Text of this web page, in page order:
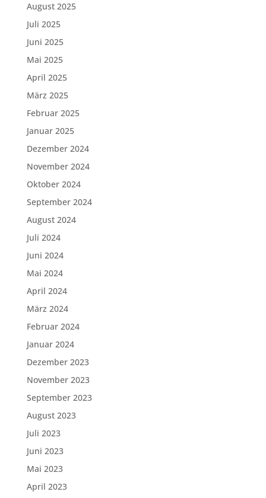
August 2025
Juli 2025
Juni 2025
Mai 2025
April 2025
März 2025
Februar 2025
Januar 2025
Dezember 2024
November 2024
Oktober 2024
September 2024
August 2024
Juli 2024
Juni 2024
Mai 2024
April 2024
März 2024
Februar 2024
Januar 2024
Dezember 2023
November 2023
September 2023
August 2023
Juli 2023
Juni 2023
Mai 2023
April 2023